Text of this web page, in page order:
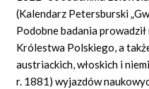
(Kalendarz Petersburski
Podobne badania
Królestwa Polskiego, a
austriackich, włoskich i
r. 1881) wyjazdów